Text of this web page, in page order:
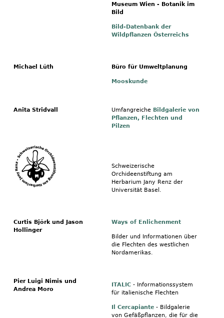
Museum Wien - Botanik im
Bild
Bild-Datenbank der
Wildpflanzen Österreichs
Michael Lüth Büro für Umweltplanung
Mooskunde
Anita Stridvall Umfangreiche Bildgalerie von
Pflanzen, Flechten und
Pilzen
Schweizerische
Orchideenstiftung am
Herbarium Jany Renz der
Universität Basel.
Curtis Björk und Jason
Hollinger
Ways of Enlichenment
Bilder und Informationen über
die Flechten des westlichen
Nordamerikas.
Pier Luigi Nimis und
Andrea Moro
ITALIC- Informationssystem
für italienische Flechten
Il Cercapiante- Bildgalerie
von Gefäßpflanzen, die für die